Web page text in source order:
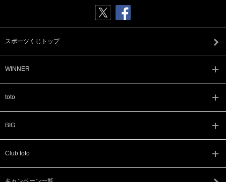
スポーツくじトップ
WINNER
toto
BIG
Club toto